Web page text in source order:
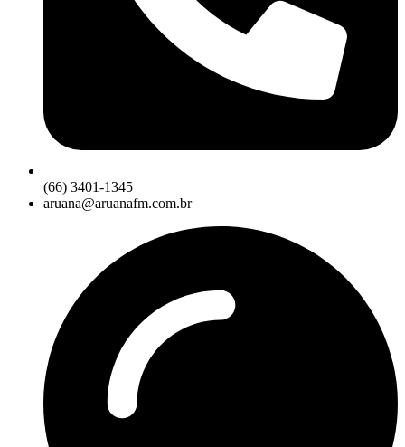
(66) 3401-1345
aruana@aruanafm.com.br